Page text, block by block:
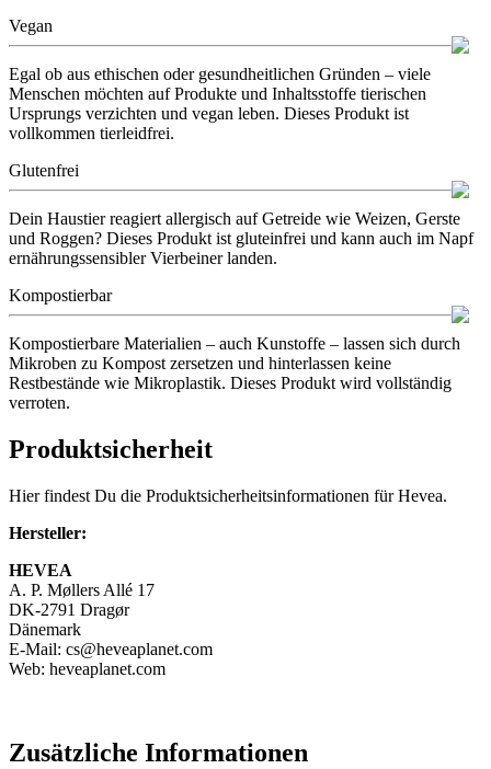
Vegan
Egal ob aus ethischen oder gesundheitlichen Gründen – viele
Menschen möchten auf Produkte und Inhaltsstoffe tierischen
Ursprungs verzichten und vegan leben. Dieses Produkt ist
vollkommen tierleidfrei.
Glutenfrei
Dein Haustier reagiert allergisch auf Getreide wie Weizen, Gerste
und Roggen? Dieses Produkt ist gluteinfrei und kann auch im Napf
ernährungssensibler Vierbeiner landen.
Kompostierbar
Kompostierbare Materialien – auch Kunstoffe – lassen sich durch
Mikroben zu Kompost zersetzen und hinterlassen keine
Restbestände wie Mikroplastik. Dieses Produkt wird vollständig
verroten.
Produktsicherheit
Hier findest Du die Produktsicherheitsinformationen für Hevea.
Hersteller:
HEVEA
A. P. Møllers Allé 17
DK-2791 Dragør
Dänemark
E-Mail: cs@heveaplanet.com
Web: heveaplanet.com
Zusätzliche Informationen